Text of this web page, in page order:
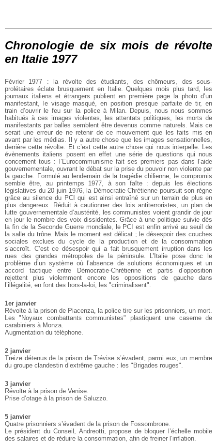
Chronologie de six mois de révolte
en Italie 1977
Février 1977 : la révolte des étudiants, des chômeurs, des sous-
prolétaires éclate brusquement en Italie. Quelques mois plus tard, les
journaux italiens et étrangers publient en première page la photo d’un
manifestant, le visage masqué, en position presque parfaite de tir, en
train d’ouvrir le feu sur la police à Milan. Depuis, nous nous sommes
habitués à ces images violentes, les attentats politiques, les morts de
manifestants par balles semblent être devenus comme naturels. Mais ce
serait une erreur de ne retenir de ce mouvement que les faits mis en
avant par les médias. Il y a autre chose que les images sensationnelles,
derrière cette révolte. Et c’est cette autre chose qui nous interpelle. Les
évènements italiens posent en effet une série de questions qui nous
concernent tous : l’Eurocommunisme fait ses premiers pas dans l’aide
gouvernementale, ouvrant le débat sur la prise du pouvoir non violente par
la gauche.
Formulé au lendemain de la tragédie chilienne, le compromis
semble être, au printemps 1977, à son faîte : depuis les élections
législatives du 20 juin 1976, la Démocratie-Chrétienne poursuit son règne
grâce au silence du PCI qui est ainsi entraîné sur un terrain de plus en
plus dangereux. Réduit à cautionner des lois antiterroristes, un plan de
lutte gouvernementale d’austérité, les communistes voient grandir de jour
en jour le nombre des voix dissidentes. Grâce à une politique suivie dès
la fin de la Seconde Guerre mondiale, le PCI est enfin arrivé au seuil de
la salle du trône. Mais le moment est délicat ; le désespoir des couches
sociales exclues du cycle de la production et de la consommation
s’accroît. C’est ce désespoir qui a fait brusquement irruption dans les
rues des grandes métropoles de la péninsule.
L’Italie pose donc le
problème d’un système où l’absence de solutions économiques et un
accord tactique entre Démocratie-Chrétienne et partis d’opposition
rejettent plus violemment encore les oppositions de gauche dans
l’illégalité, en font des hors-la-loi, les "criminalisent".
1er janvier
Révolte à la prison de Piacenza, la police tire sur les prisonniers, un mort.
Les "Noyaux combattants communistes" plastiquent une caserne de
carabiniers à Monza.
Augmentation du téléphone.
2 janvier
Treize détenus de la prison de Trévise s’évadent, parmi eux, un membre
du groupe clandestin d’extrême gauche : les "Brigades rouges".
3 janvier
Révolte à la prison de Venise.
Prise d’otage à la prison de Saluzzo.
5 janvier
Quatre prisonniers s’évadent de la prison de Fossombrone.
Le président du Conseil, Andreotti, propose de bloquer l’échelle mobile
des salaires et de réduire la consommation, afin de freiner l’inflation.